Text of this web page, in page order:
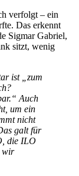
verfolgt – ein
Das erkennt
Sigmar Gabriel,
sitzt, wenig
ist „zum
Auch
um ein
nicht
galt für
die ILO
wir